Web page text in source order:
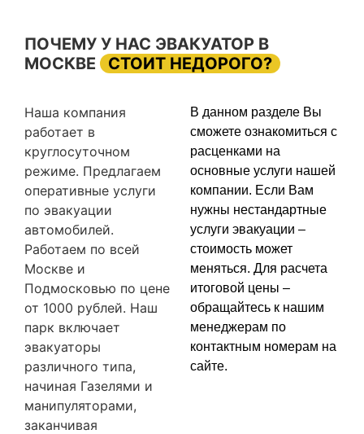
ПОЧЕМУ У НАС ЭВАКУАТОР В
МОСКВЕ
СТОИТ НЕДОРОГО?
Наша компания
работает в
круглосуточном
режиме. Предлагаем
оперативные услуги
по эвакуации
автомобилей.
Работаем по всей
Москве и
Подмосковью по цене
от 1000 рублей. Наш
парк включает
эвакуаторы
различного типа,
начиная Газелями и
манипуляторами,
заканчивая
В данном разделе Вы
сможете ознакомиться с
расценками на
основные услуги нашей
компании. Если Вам
нужны нестандартные
услуги эвакуации –
стоимость может
меняться. Для расчета
итоговой цены –
обращайтесь к нашим
менеджерам по
контактным номерам на
сайте.